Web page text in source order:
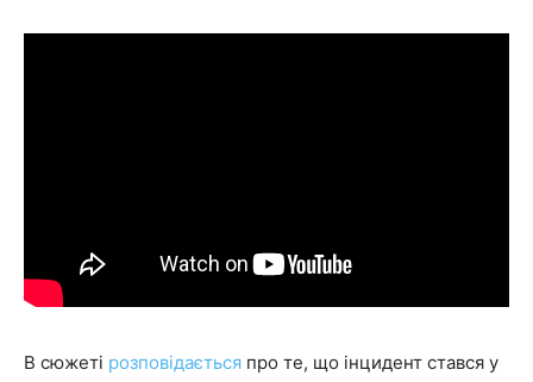
В сюжеті розповідається про те, що інцидент стався у